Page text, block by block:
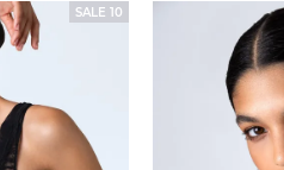
SALE 10